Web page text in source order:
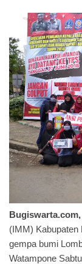
(IMM) Kabupaten
gempa bumi
Watampone